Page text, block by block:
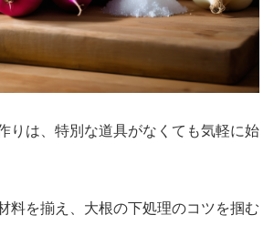
りは、特別な道具がなくても気軽に始
料を揃え、大根の下処理のコツを掴む